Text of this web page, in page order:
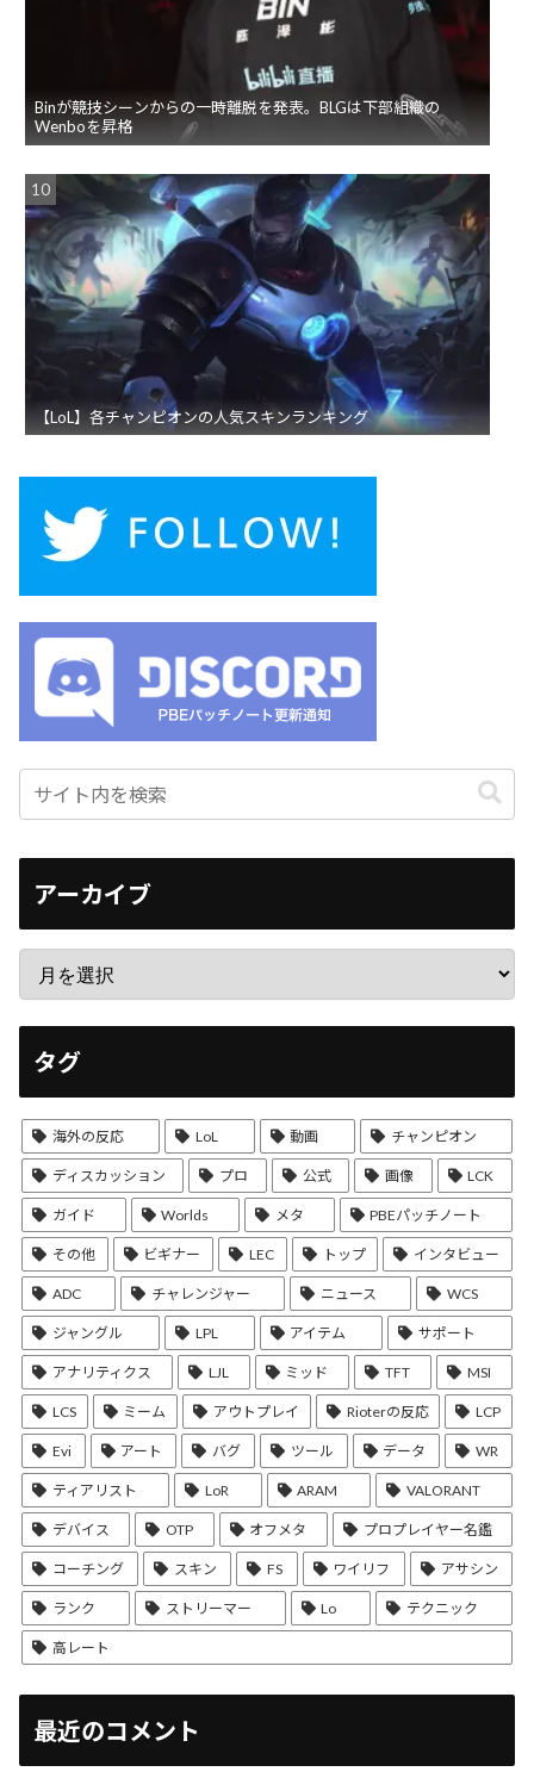
Binが競技シーンからの一時離脱を発表。BLGは下部組織の
Wenboを昇格
【LoL】各チャンピオンの人気スキンランキング
アーカイブ
タグ
海外の反応 LoL 動画 チャンピオン
ディスカッション プロ 公式 画像 LCK
ガイド Worlds メタ PBEパッチノート
その他 ビギナー LEC トップ インタビュー
ADC チャレンジャー ニュース WCS
ジャングル LPL アイテム サポート
アナリティクス LJL ミッド TFT MSI
LCS ミーム アウトプレイ Rioterの反応 LCP
Evi アート バグ ツール データ WR
ティアリスト LoR ARAM VALORANT
デバイス OTP オフメタ プロプレイヤー名鑑
コーチング スキン FS ワイリフ アサシン
ランク ストリーマー Lo テクニック
高レート
最近のコメント